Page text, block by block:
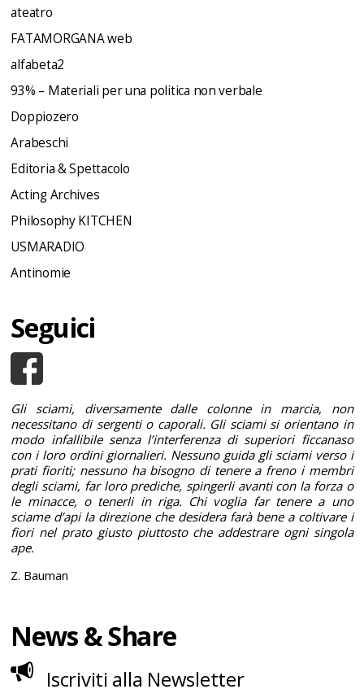
ateatro
FATAMORGANA web
alfabeta2
93% – Materiali per una politica non verbale
Doppiozero
Arabeschi
Editoria & Spettacolo
Acting Archives
Philosophy KITCHEN
USMARADIO
Antinomie
Seguici
Gli sciami, diversamente dalle colonne in marcia, non
necessitano di sergenti o caporali. Gli sciami si orientano in
modo infallibile senza l’interferenza di superiori ficcanaso
con i loro ordini giornalieri. Nessuno guida gli sciami verso i
prati fioriti; nessuno ha bisogno di tenere a freno i membri
degli sciami, far loro prediche, spingerli avanti con la forza o
le minacce, o tenerli in riga. Chi voglia far tenere a uno
sciame d’api la direzione che desidera farà bene a coltivare i
fiori nel prato giusto piuttosto che addestrare ogni singola
ape.
Z. Bauman
News & Share
Iscriviti alla Newsletter